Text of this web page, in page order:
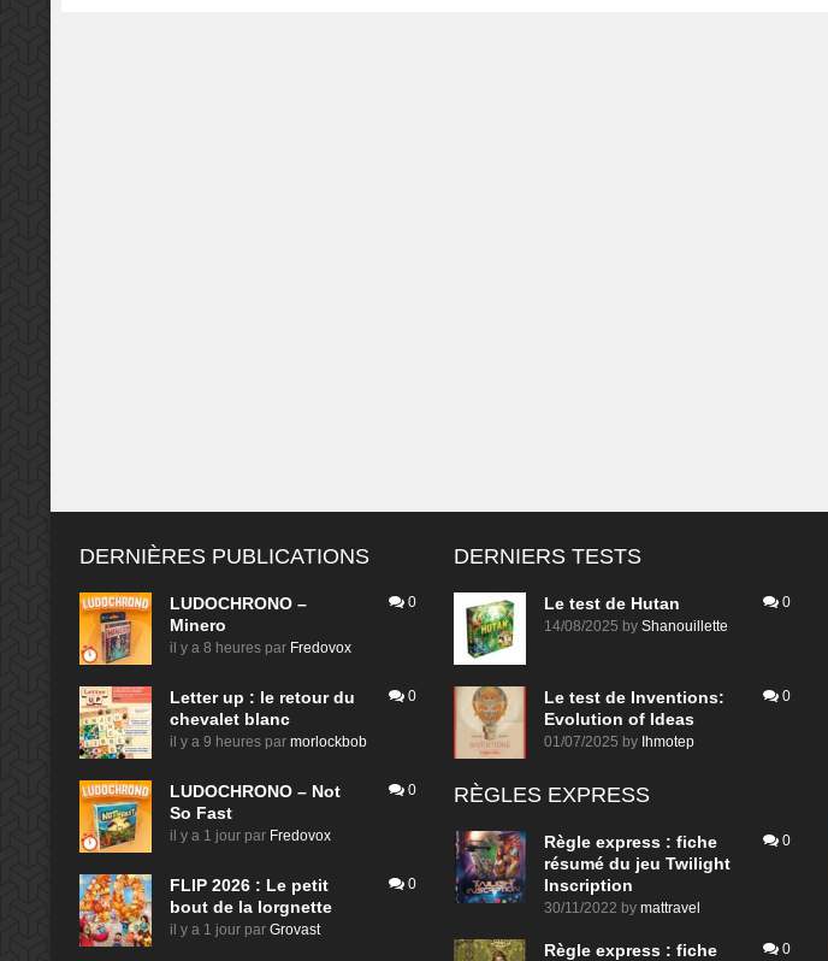
DERNIÈRES PUBLICATIONS
LUDOCHRONO –
Minero
il y a 8 heures par Fredovox
0
Letter up : le retour du
chevalet blanc
il y a 9 heures par morlockbob
0
LUDOCHRONO – Not
So Fast
il y a 1 jour par Fredovox
0
FLIP 2026 : Le petit
bout de la lorgnette
il y a 1 jour par Grovast
0
DERNIERS TESTS
Le test de Hutan
14/08/2025 by Shanouillette
0
Le test de Inventions:
Evolution of Ideas
01/07/2025 by Ihmotep
0
RÈGLES EXPRESS
Règle express : fiche
résumé du jeu Twilight
Inscription
30/11/2022 by mattravel
0
Règle express : fiche 0